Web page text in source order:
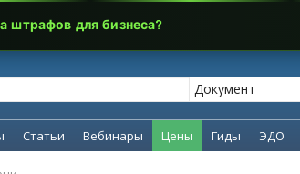
Статьи Вебинары Цены Гиды ЭДО
штрафов для бизнеса?